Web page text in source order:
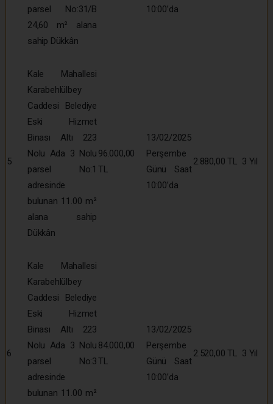
parsel No:31/B
24,60 m² alana
sahip Dükkân
10:00’da
5
Kale Mahallesi
Karabehlülbey
Caddesi Belediye
Eski Hizmet
Binası Altı 223
Nolu Ada 3 Nolu
parsel No:1
adresinde
bulunan 11.00 m²
alana sahip
Dükkân
96.000,00
TL
13/02/2025
Perşembe
Günü Saat
10:00’da
2.880,00 TL 3 Yıl
6
Kale Mahallesi
Karabehlülbey
Caddesi Belediye
Eski Hizmet
Binası Altı 223
Nolu Ada 3 Nolu
parsel No:3
adresinde
bulunan 11.00 m²
84.000,00
TL
13/02/2025
Perşembe
Günü Saat
10:00’da
2.520,00 TL 3 Yıl